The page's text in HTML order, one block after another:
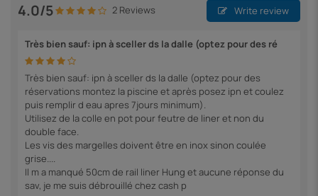
4.0/5 2 Reviews Write review
Très bien sauf: ipn à sceller ds la dalle (optez pour des ré
Très bien sauf: ipn à sceller ds la dalle (optez pour des
réservations montez la piscine et après posez ipn et coulez
puis remplir d eau apres 7jours minimum).
Utilisez de la colle en pot pour feutre de liner et non du
double face.
Les vis des margelles doivent être en inox sinon coulée
grise....
Il m a manqué 50cm de rail liner Hung et aucune réponse du
sav, je me suis débrouillé chez cash p